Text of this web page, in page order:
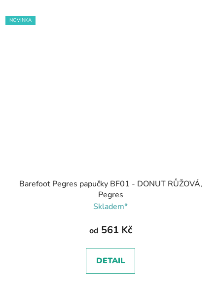
NOVINKA
Barefoot Pegres papučky BF01 - DONUT RŮŽOVÁ,
Pegres
Skladem*
od 561 Kč
DETAIL